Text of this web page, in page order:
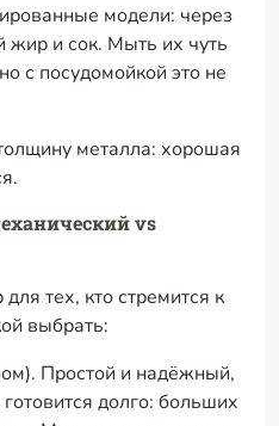
модели: через
жир и сок. Мыть их чуть
с посудомойкой это не
металла: хорошая
vs
тех, кто стремится к
выбрать:
Простой и надёжный,
долго: больших